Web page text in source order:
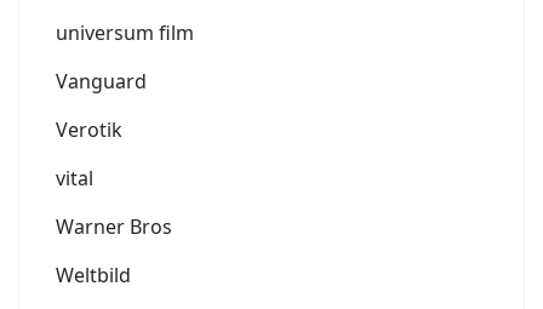
universum film
Vanguard
Verotik
vital
Warner Bros
Weltbild